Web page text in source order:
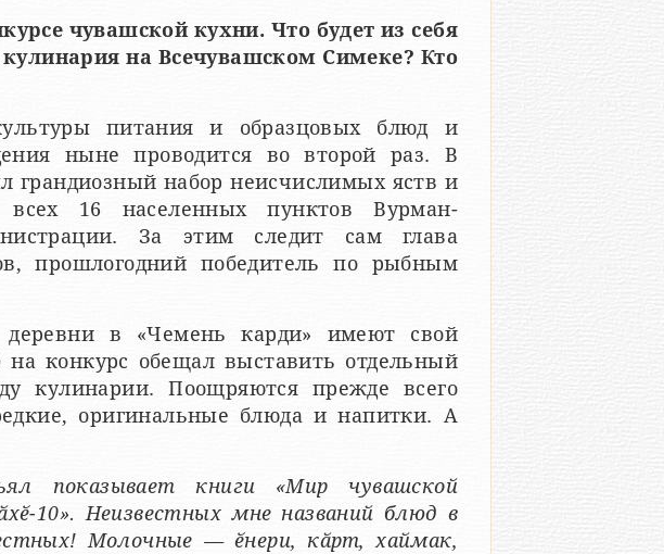
чувашской кухни. Что будет из себя
на Всечувашском Симеке? Кто
питания и образцовых блюд и
ныне проводится во второй раз. В
грандиозный набор неисчислимых яств и
16 населенных пунктов Вурман-
За этим следит сам глава
прошлогодний победитель по рыбным
в «Чемень карди» имеют свой
на конкурс обещал выставить отдельный
кулинарии. Поощряются прежде всего
оригинальные блюда и напитки. А
показывает книги «Мир чувашской
10». Неизвестных мне названий блюд в
Молочные — ӗнери, кӑрт, хаймак,